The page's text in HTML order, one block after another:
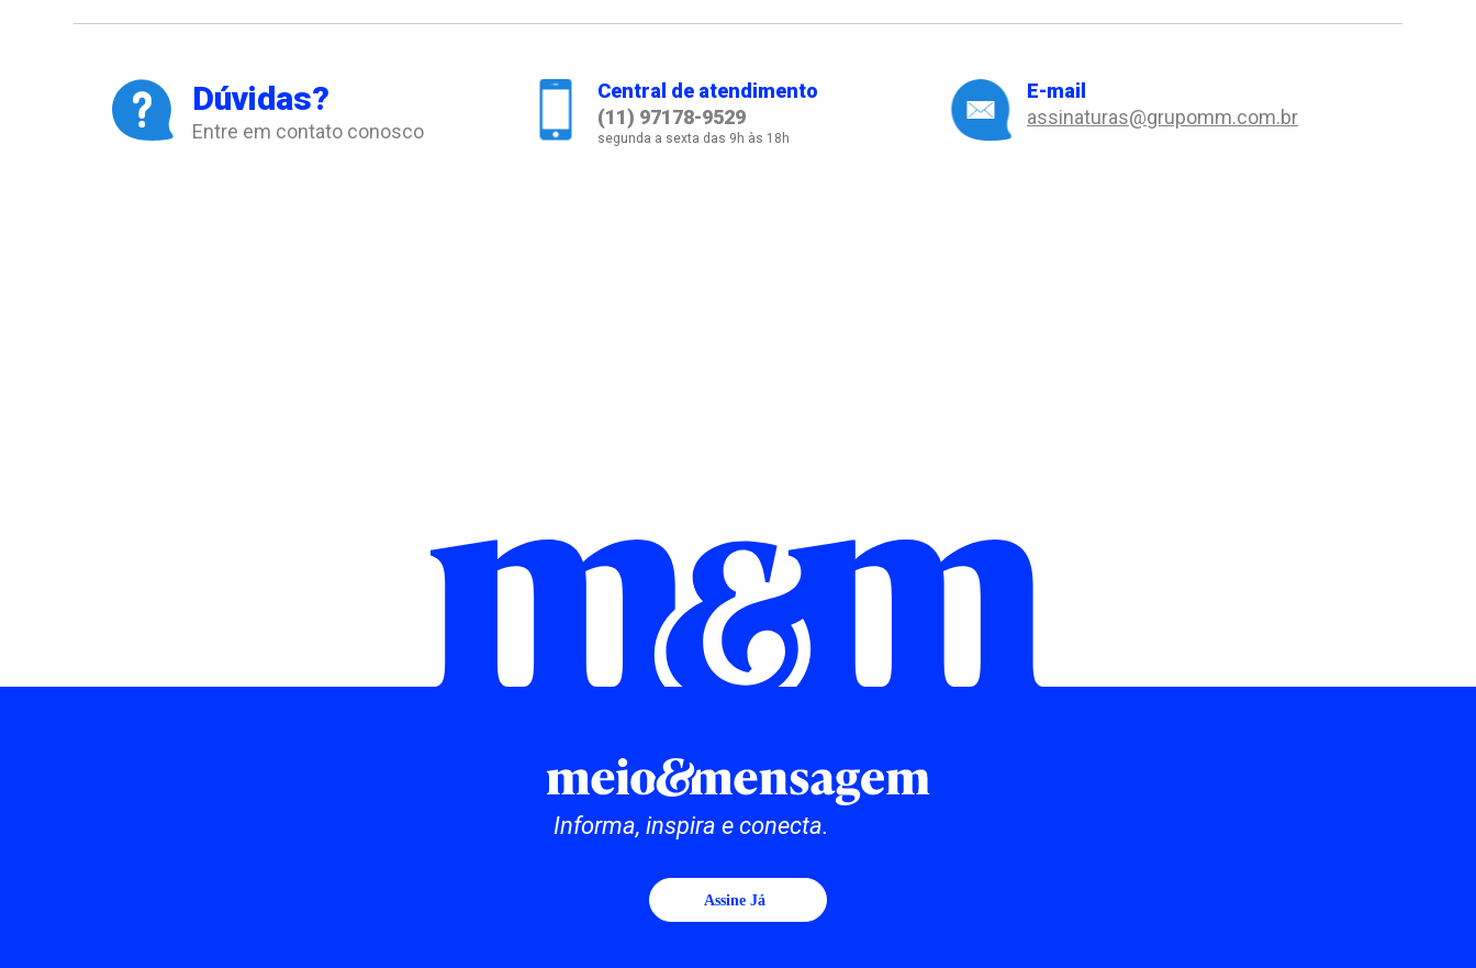
Dúvidas?
Entre em contato conosco
Central de atendimento
(11) 97178-9529
segunda a sexta das 9h às 18h
E-mail
assinaturas@grupomm.com.br
Informa, inspira e conecta.
Assine Já